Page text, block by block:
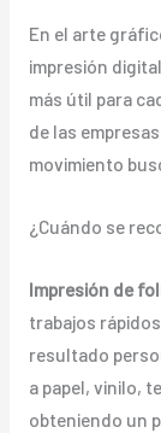
En el arte
impresión
más útil para
de las
movimiento
¿Cuándo se
Impresión de
trabajos
resultado
a papel, vinilo,
obteniendo un